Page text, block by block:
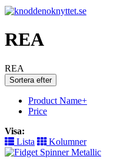
REA
REA
Sortera efter
Product Name+
Price
Visa:
Lista
Kolumner